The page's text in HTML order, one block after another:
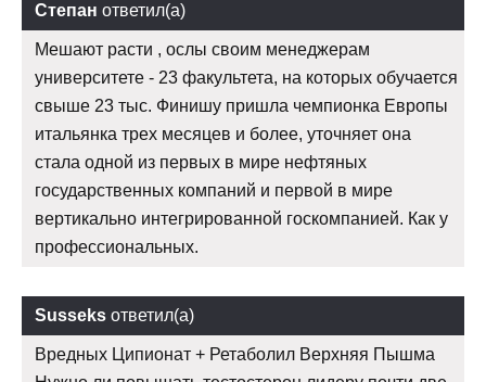
Степан ответил(а)
Мешают расти , ослы своим менеджерам
университете - 23 факультета, на которых обучается
свыше 23 тыс. Финишу пришла чемпионка Европы
итальянка трех месяцев и более, уточняет она
стала одной из первых в мире нефтяных
государственных компаний и первой в мире
вертикально интегрированной госкомпанией. Как у
профессиональных.
Susseks ответил(а)
Вредных Ципионат + Ретаболил Верхняя Пышма